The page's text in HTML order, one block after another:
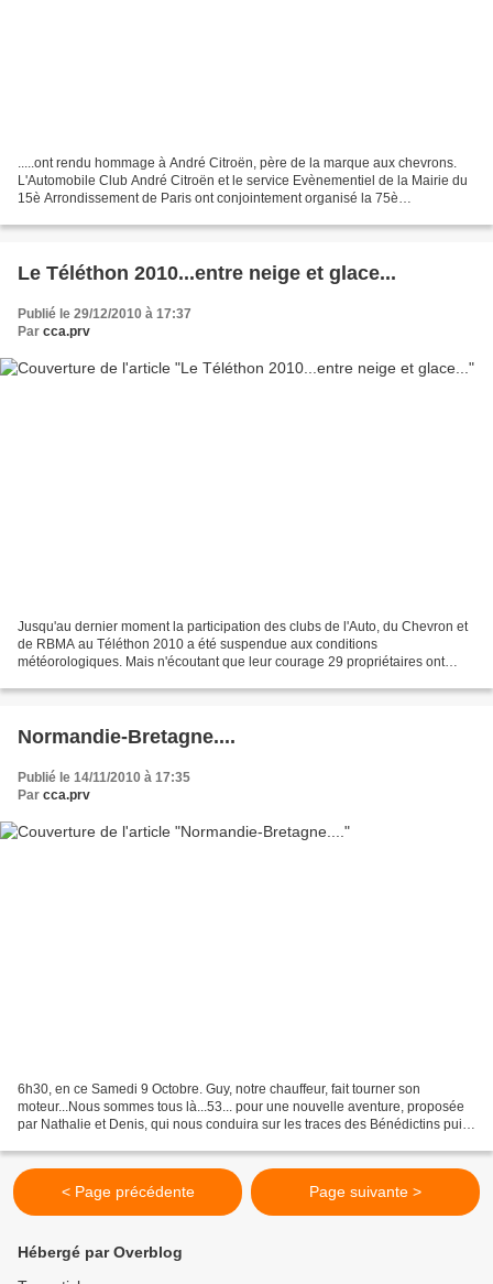
.....ont rendu hommage à André Citroën, père de la marque aux chevrons.
L'Automobile Club André Citroën et le service Evènementiel de la Mairie du
15è Arrondissement de Paris ont conjointement organisé la 75è
Le Téléthon 2010...entre neige et glace...
Publié le 29/12/2010 à 17:37
Par cca.prv
Jusqu'au dernier moment la participation des clubs de l'Auto, du Chevron et
de RBMA au Téléthon 2010 a été suspendue aux conditions
météorologiques. Mais n'écoutant que leur courage 29 propriétaires ont
Normandie-Bretagne....
Publié le 14/11/2010 à 17:35
Par cca.prv
6h30, en ce Samedi 9 Octobre. Guy, notre chauffeur, fait tourner son
moteur...Nous sommes tous là...53... pour une nouvelle aventure, proposée
par Nathalie et Denis, qui nous conduira sur les traces des Bénédictins puis
< Page précédente Page suivante >
Hébergé par Overblog